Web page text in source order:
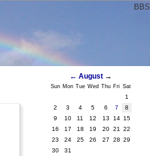
BBS
ﾌﾞﾛｸﾞ
← August→
Sun Mon Tue Wed Thu Fri Sat
1
2
3 4 5 6 7
8
9
10 11 12 13 14 15
16
17 18 19 20 21
22
23
24 25 26 27 28 29
30
31